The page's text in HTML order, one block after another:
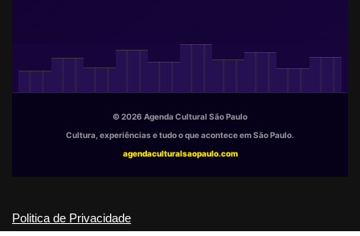
© 2026 Agenda Cultural São Paulo
Cultura, experiências e tudo o que acontece em São Paulo.
agendaculturalsaopaulo.com
Politica de Privacidade